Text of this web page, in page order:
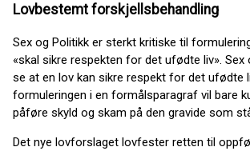
Lovbestemt forskjellsbehandling
Sex og Politikk er sterkt kritiske til
«skal sikre respekten for det ufødte liv». Sex
se at en lov kan sikre respekt for det ufødte
formuleringen i en formålsparagraf vil bare
påføre skyld og skam på den gravide som
Det nye lovforslaget lovfester retten til